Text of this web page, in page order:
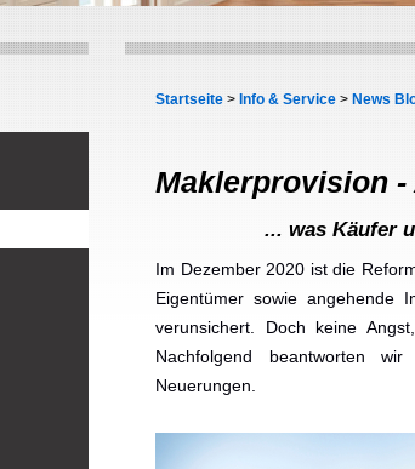
Startseite > Info & Service > News
Maklerprovision -
... was Käufer
Im Dezember 2020 ist die
Eigentümer sowie angehende
verunsichert. Doch keine
Nachfolgend beantworten
Neuerungen.